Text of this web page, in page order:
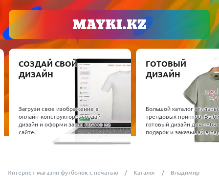
СОЗДАЙ СВОЙ
ДИЗАЙН
Загрузи свое изображение в
онлайн-конструкторе, создай
дизайн и оформи заказ прямо на
сайте.
ГОТОВЫЙ
ДИЗАЙН
Большой каталог
трендовых принтов.
готовый дизайн для себя
подарок и заказывай в
Интернет-магазин футболок с печатью Каталог
Владимир